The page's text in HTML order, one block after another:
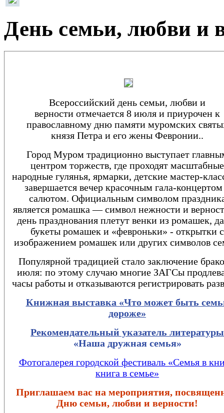
День семьи, любви и
Всероссийский день семьи, любви и
верности отмечается 8 июля и приурочен к
православному дню памяти муромских
князя Петра и его жены Февронии..
Город Муром традиционно выступает
центром торжеств, где проходят масштабные
народные гулянья, ярмарки, детские мастер-
завершается вечер красочным гала-
салютом. Официальным символом
является ромашка — символ нежности и
день празднования плетут венки из ромашек,
букеты ромашек и «февроньки» - открытки с
изображением ромашек или других символов
Популярной традицией стало заключение
июля: по этому случаю многие ЗАГСы
часы работы и отказываются регистрировать
Книжная выставка «Что может быть
дороже»
Рекомендательный указатель литературы
«Наша дружная семья»
Фотогалерея городской фестиваль «Семья в
книга в семье»
Приглашаем вас на мероприятия,
Дню семьи, любви и верности!